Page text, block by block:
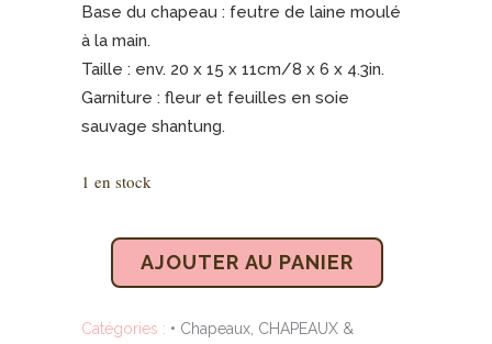
Base du chapeau : feutre de laine moulé
à la main.
Taille : env. 20 x 15 x 11cm/8 x 6 x 4.3in.
Garniture : fleur et feuilles en soie
sauvage shantung.
1 en stock
AJOUTER AU PANIER
Catégories : • Chapeaux CHAPEAUX &